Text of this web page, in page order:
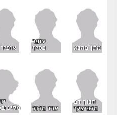
מתן כהנא
עופר
כסיף
חנוך דב
מלביצקי ארז מלול